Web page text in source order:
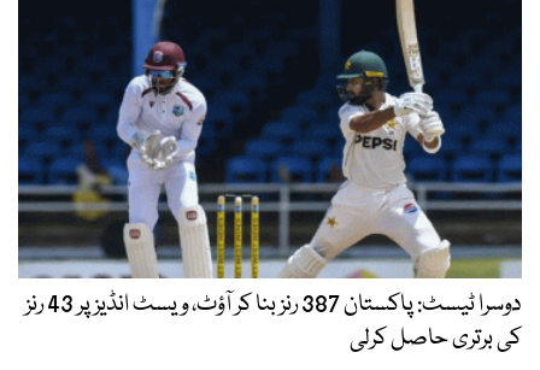
دوسرا ٹیسٹ: پاکستان 387 رنز بنا کر آؤٹ، ویسٹ انڈیز پر 43 رنز
کی برتری حاصل کرلی